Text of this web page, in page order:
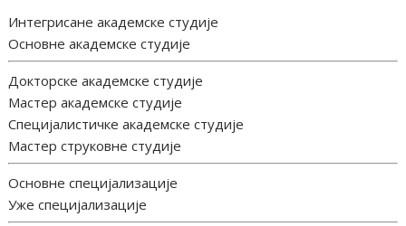
Интегрисане академске студије
Основне академске студије
Докторске академске студије
Мастер академске студије
Специјалистичке академске студије
Мастер струковне студије
Основне специјализације
Уже специјализације